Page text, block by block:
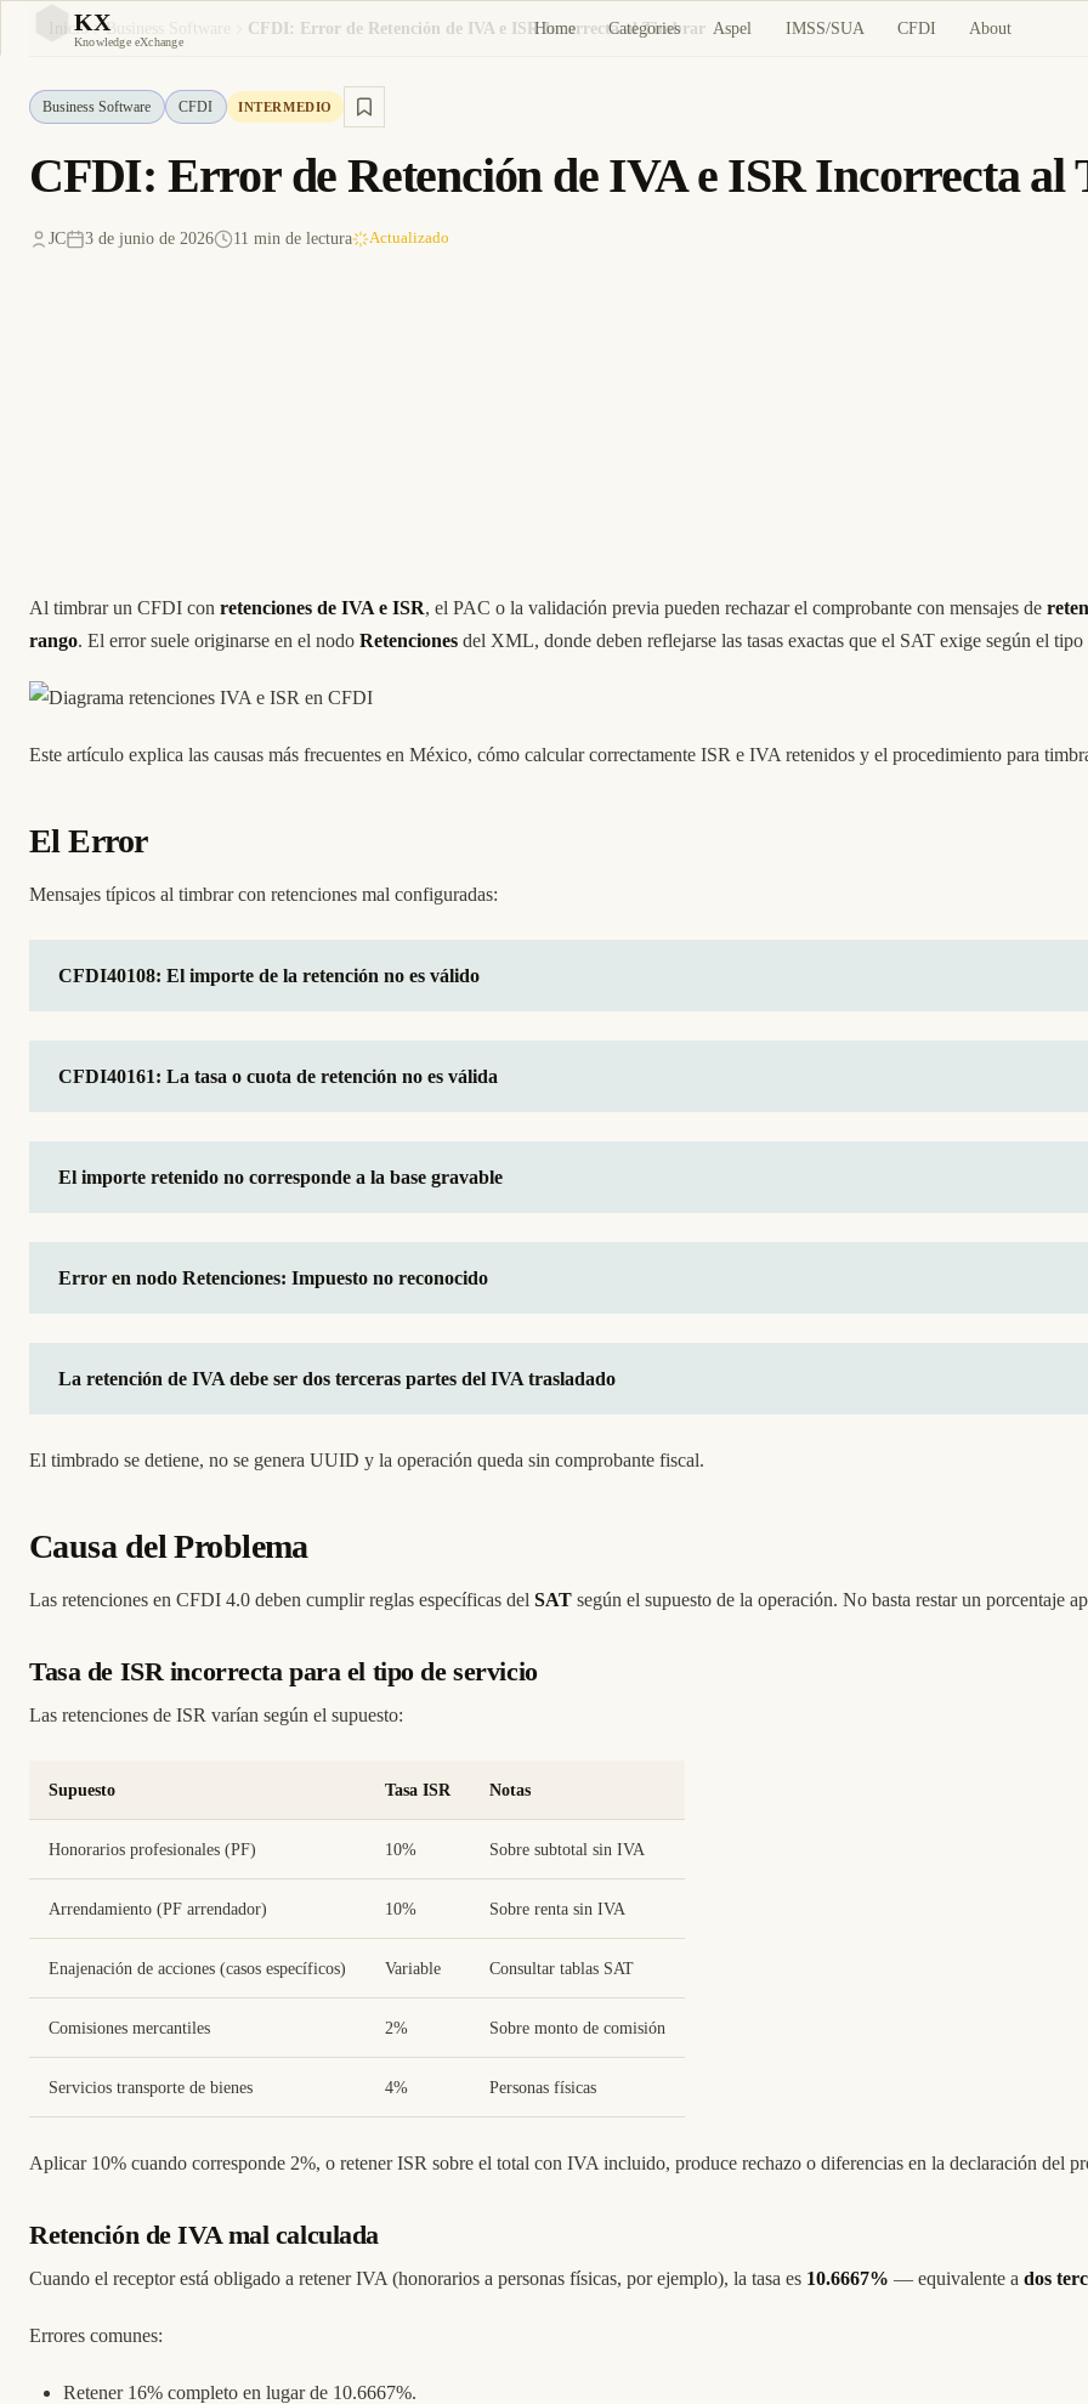
KX
Knowledge eXchange
Home Categories Aspel IMSS/SUA CFDI About
Inicio Business Software CFDI: Error de Retención de IVA e ISR Incorrecta al Timbrar
Business Software CFDI INTERMEDIO
CFDI: Error de Retención de IVA e ISR Incorrecta
JC 3 de junio de 2026 11 min de lectura Actualizado
Al timbrar un CFDI con retenciones de IVA e ISR, el PAC o la validación previa pueden rechazar el comprobante con mensajes de
rango. El error suele originarse en el nodo Retenciones del XML, donde deben reflejarse las tasas exactas que el SAT exige según el
Este artículo explica las causas más frecuentes en México, cómo calcular correctamente ISR e IVA retenidos y el procedimiento para
El Error
Mensajes típicos al timbrar con retenciones mal configuradas:
CFDI40108: El importe de la retención no es válido
CFDI40161: La tasa o cuota de retención no es válida
El importe retenido no corresponde a la base gravable
Error en nodo Retenciones: Impuesto no reconocido
La retención de IVA debe ser dos terceras partes del IVA trasladado
El timbrado se detiene, no se genera UUID y la operación queda sin comprobante fiscal.
Causa del Problema
Las retenciones en CFDI 4.0 deben cumplir reglas específicas del SAT según el supuesto de la operación. No basta restar un porcentaje
Tasa de ISR incorrecta para el tipo de servicio
Las retenciones de ISR varían según el supuesto:
Supuesto Tasa ISR Notas
Honorarios profesionales (PF) 10% Sobre subtotal sin IVA
Arrendamiento (PF arrendador) 10% Sobre renta sin IVA
Enajenación de acciones (casos específicos) Variable Consultar tablas SAT
Comisiones mercantiles 2% Sobre monto de comisión
Servicios transporte de bienes 4% Personas físicas
Aplicar 10% cuando corresponde 2%, o retener ISR sobre el total con IVA incluido, produce rechazo o diferencias en la declaración del
Retención de IVA mal calculada
Cuando el receptor está obligado a retener IVA (honorarios a personas físicas, por ejemplo), la tasa es 10.6667% — equivalente a dos
Errores comunes:
Retener 16% completo en lugar de 10.6667%.